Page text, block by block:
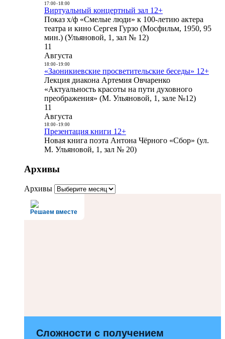
17:00- 18:00
Виртуальный концертный зал 12+
Показ х/ф «Смелые люди» к 100-летию актера
театра и кино Сергея Гурзо (Мосфильм, 1950, 95
мин.) (Ульяновой, 1, зал № 12)
11
Августа
18:00- 19:00
«Заоникиевские просветительские беседы» 12+
Лекция диакона Артемия Овчаренко
«Актуальность красоты на пути духовного
преображения» (М. Ульяновой, 1, зале №12)
11
Августа
18:00- 19:00
Презентация книги 12+
Новая книга поэта Антона Чёрного «Сбор» (ул.
М. Ульяновой, 1, зал № 20)
Архивы
Архивы
Решаем вместе
Сложности с получением